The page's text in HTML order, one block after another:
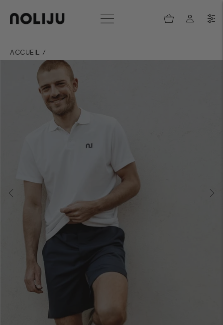
ACCUEIL
/
SHORT, BERMUDA & MAILLOT DE BAIN POUR HOMME - LE 3
EN 1 RESPIRANT ET RECYCLÉ - NORAH